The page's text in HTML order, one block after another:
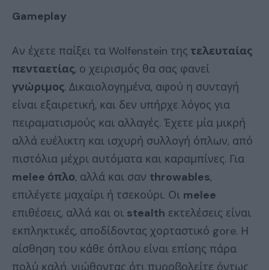
Gameplay
Αν έχετε παίξει τα Wolfenstein της τελευταίας
πενταετίας, ο χειρισμός θα σας φανεί
γνώριμος. Δικαιολογημένα, αφού η συνταγή
είναι εξαιρετική, και δεν υπήρχε λόγος για
πειραματισμούς και αλλαγές. Έχετε μία μικρή
αλλά ευέλικτη και ισχυρή συλλογή όπλων, από
πιστόλια μέχρι αυτόματα και καραμπίνες. Για
melee όπλο, αλλά και σαν throwables,
επιλέγετε μαχαίρι ή τσεκούρι. Οι melee
επιθέσεις, αλλά και οι stealth εκτελέσεις είναι
εκπληκτικές, αποδίδοντας χορταστικό gore. Η
αίσθηση του κάθε όπλου είναι επίσης πάρα
πολύ καλή, νιώθοντας ότι πυροβολείτε όντως